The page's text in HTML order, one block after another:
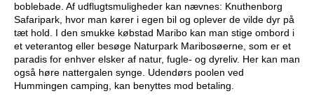
boblebade. Af udflugtsmuligheder kan nævnes: Knuthenborg
Safaripark, hvor man kører i egen bil og oplever de vilde dyr på
tæt hold. I den smukke købstad Maribo kan man stige ombord i
et veterantog eller besøge Naturpark Maribosøerne, som er et
paradis for enhver elsker af natur, fugle- og dyreliv. Her kan man
også høre nattergalen synge. Udendørs poolen ved
Hummingen camping, kan benyttes mod betaling.